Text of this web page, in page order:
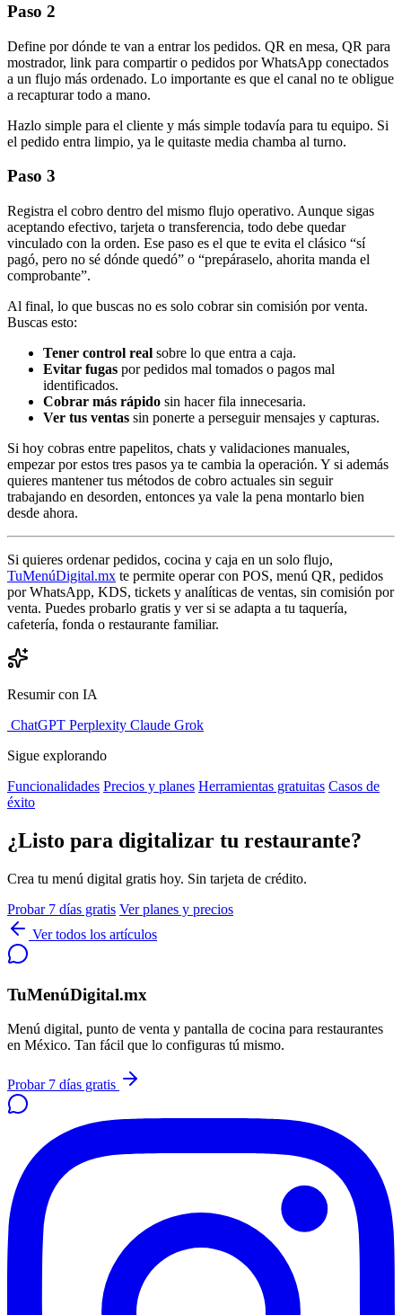
Paso 2
Define por dónde te van a entrar los pedidos. QR en mesa, QR para
mostrador, link para compartir o pedidos por WhatsApp conectados
a un flujo más ordenado. Lo importante es que el canal no te obligue
a recapturar todo a mano.
Hazlo simple para el cliente y más simple todavía para tu equipo. Si
el pedido entra limpio, ya le quitaste media chamba al turno.
Paso 3
Registra el cobro dentro del mismo flujo operativo. Aunque sigas
aceptando efectivo, tarjeta o transferencia, todo debe quedar
vinculado con la orden. Ese paso es el que te evita el clásico “sí
pagó, pero no sé dónde quedó” o “prepáraselo, ahorita manda el
comprobante”.
Al final, lo que buscas no es solo cobrar sin comisión por venta.
Buscas esto:
Tener control real sobre lo que entra a caja.
Evitar fugas por pedidos mal tomados o pagos mal
identificados.
Cobrar más rápido sin hacer fila innecesaria.
Ver tus ventas sin ponerte a perseguir mensajes y capturas.
Si hoy cobras entre papelitos, chats y validaciones manuales,
empezar por estos tres pasos ya te cambia la operación. Y si además
quieres mantener tus métodos de cobro actuales sin seguir
trabajando en desorden, entonces ya vale la pena montarlo bien
desde ahora.
Si quieres ordenar pedidos, cocina y caja en un solo flujo,
TuMenúDigital.mx te permite operar con POS, menú QR, pedidos
por WhatsApp, KDS, tickets y analíticas de ventas, sin comisión por
venta. Puedes probarlo gratis y ver si se adapta a tu taquería,
cafetería, fonda o restaurante familiar.
Resumir con IA
ChatGPT Perplexity Claude Grok
Sigue explorando
Funcionalidades Precios y planes Herramientas gratuitas Casos de
éxito
¿Listo para digitalizar tu restaurante?
Crea tu menú digital gratis hoy. Sin tarjeta de crédito.
Probar 7 días gratis Ver planes y precios
Ver todos los artículos
TuMenúDigital.mx
Menú digital, punto de venta y pantalla de cocina para restaurantes
en México. Tan fácil que lo configuras tú mismo.
Probar 7 días gratis